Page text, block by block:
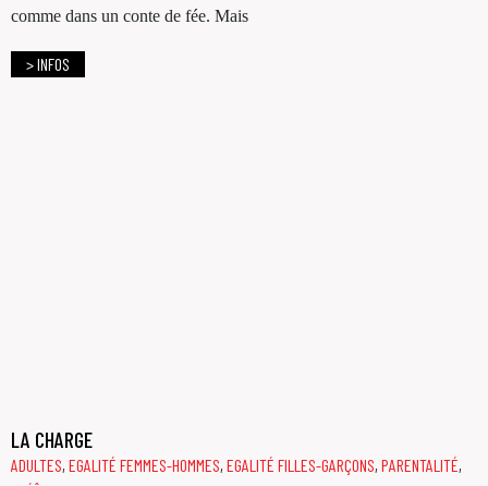
comme dans un conte de fée. Mais
> INFOS
LA CHARGE
ADULTES, EGALITÉ FEMMES-HOMMES, EGALITÉ FILLES-GARÇONS, PARENTALITÉ,